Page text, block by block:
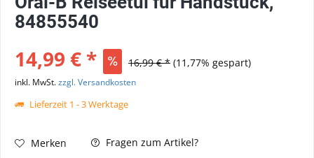
84855540
14,99 € * 16,99 € * (11,77% gespart)
inkl. MwSt.zzgl. Versandkosten
Lieferzeit 1 - 3 Werktage
Merken Fragen zum Artikel?